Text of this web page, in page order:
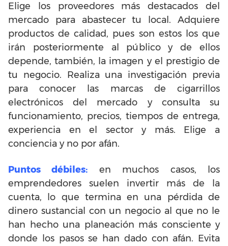
Elige los proveedores más destacados del
mercado para abastecer tu local. Adquiere
productos de calidad, pues son estos los que
irán posteriormente al público y de ellos
depende, también, la imagen y el prestigio de
tu negocio. Realiza una investigación previa
para conocer las marcas de cigarrillos
electrónicos del mercado y consulta su
funcionamiento, precios, tiempos de entrega,
experiencia en el sector y más. Elige a
conciencia y no por afán.
Puntos débiles: en muchos casos, los
emprendedores suelen invertir más de la
cuenta, lo que termina en una pérdida de
dinero sustancial con un negocio al que no le
han hecho una planeación más consciente y
donde los pasos se han dado con afán. Evita